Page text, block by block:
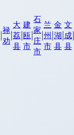
禄
劝
大
荔
县
建
瓯
市
石
家
庄
市
兰
州
市
金
湖
县
文
成
县